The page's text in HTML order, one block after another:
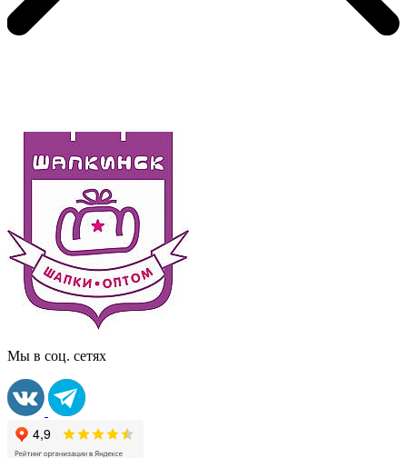
Мы в соц. сетях